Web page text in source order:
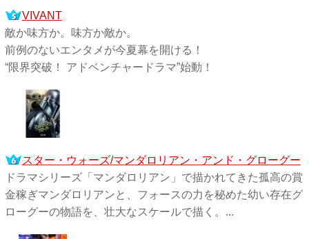
VIVANT
敵か味方か。味方か敵か。
前例のないエンタメが今夏幕を開ける！
“限界突破！ アドベンチャードラマ”始動！
スター・ウォーズ/マンダロリアン・アンド・グローグー
ドラマシリーズ「マンダロリアン」で描かれてきた孤高の賞
金稼ぎマンダロリアンと、フォースの力を秘めた幼い存在グ
ローグーの物語を、壮大なスケールで描く。...